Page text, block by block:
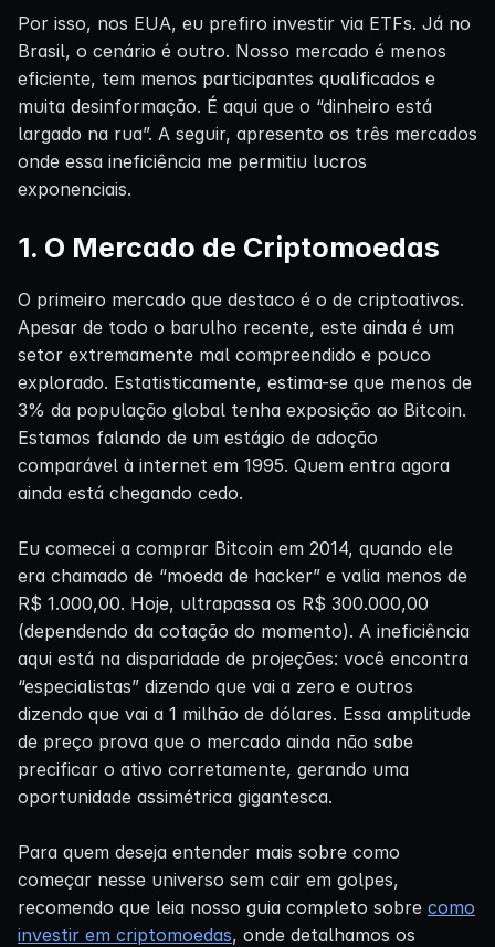
Por isso, nos EUA, eu prefiro investir via ETFs. Já no
Brasil, o cenário é outro. Nosso mercado é menos
eficiente, tem menos participantes qualificados e
muita desinformação. É aqui que o “dinheiro está
largado na rua”. A seguir, apresento os três mercados
onde essa ineficiência me permitiu lucros
exponenciais.
1. O Mercado de Criptomoedas
O primeiro mercado que destaco é o de criptoativos.
Apesar de todo o barulho recente, este ainda é um
setor extremamente mal compreendido e pouco
explorado. Estatisticamente, estima-se que menos de
3% da população global tenha exposição ao Bitcoin.
Estamos falando de um estágio de adoção
comparável à internet em 1995. Quem entra agora
ainda está chegando cedo.
Eu comecei a comprar Bitcoin em 2014, quando ele
era chamado de “moeda de hacker” e valia menos de
R$ 1.000,00. Hoje, ultrapassa os R$ 300.000,00
(dependendo da cotação do momento). A ineficiência
aqui está na disparidade de projeções: você encontra
“especialistas” dizendo que vai a zero e outros
dizendo que vai a 1 milhão de dólares. Essa amplitude
de preço prova que o mercado ainda não sabe
precificar o ativo corretamente, gerando uma
oportunidade assimétrica gigantesca.
Para quem deseja entender mais sobre como
começar nesse universo sem cair em golpes,
recomendo que leia nosso guia completo sobre como
investir em criptomoedas, onde detalhamos os